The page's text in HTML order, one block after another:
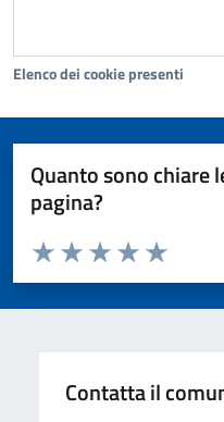
Elenco dei cookie presenti
Quanto sono chiare
pagina?
Valuta da 1 a 5 stelle la pagina
Valuta 5
Valuta 4
Valuta 3 stelle su
Valuta 2 stelle su 5
Valuta 1 stelle su 5
Contatta il